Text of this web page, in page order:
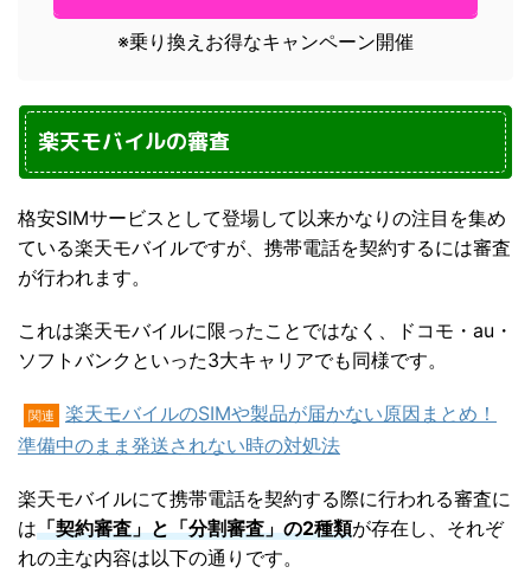
※乗り換えお得なキャンペーン開催
楽天モバイルの審査
格安SIMサービスとして登場して以来かなりの注目を集め
ている楽天モバイルですが、携帯電話を契約するには審査
が行われます。
これは楽天モバイルに限ったことではなく、ドコモ・au・
ソフトバンクといった3大キャリアでも同様です。
関連
楽天モバイルのSIMや製品が届かない原因まとめ！
準備中のまま発送されない時の対処法
楽天モバイルにて携帯電話を契約する際に行われる審査に
は「契約審査」と「分割審査」の2種類が存在し、それぞ
れの主な内容は以下の通りです。